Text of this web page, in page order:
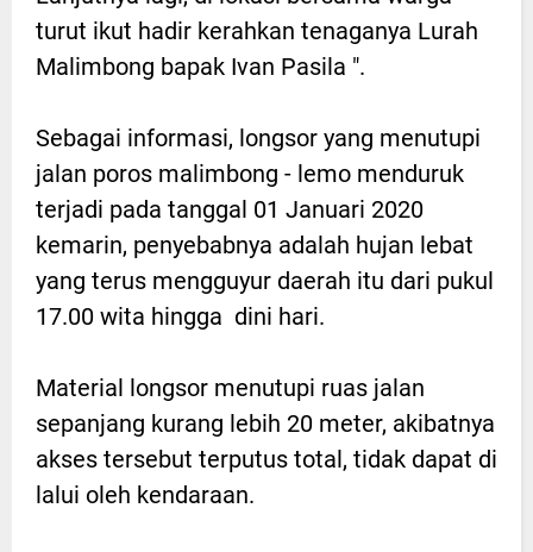
turut ikut hadir kerahkan tenaganya Lurah
Malimbong bapak Ivan Pasila ".
Sebagai informasi, longsor yang menutupi
jalan poros malimbong - lemo menduruk
terjadi pada tanggal 01 Januari 2020
kemarin, penyebabnya adalah hujan lebat
yang terus mengguyur daerah itu dari pukul
17.00 wita hingga dini hari.
Material longsor menutupi ruas jalan
sepanjang kurang lebih 20 meter, akibatnya
akses tersebut terputus total, tidak dapat di
lalui oleh kendaraan.